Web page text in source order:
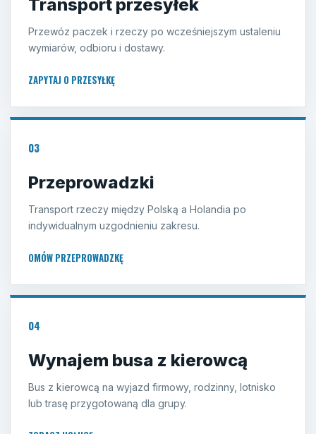
Transport przesyłek
Przewóz paczek i rzeczy po wcześniejszym ustaleniu
wymiarów, odbioru i dostawy.
ZAPYTAJ O PRZESYŁKĘ
03
Przeprowadzki
Transport rzeczy między Polską a Holandia po
indywidualnym uzgodnieniu zakresu.
OMÓW PRZEPROWADZKĘ
04
Wynajem busa z kierowcą
Bus z kierowcą na wyjazd firmowy, rodzinny, lotnisko
lub trasę przygotowaną dla grupy.